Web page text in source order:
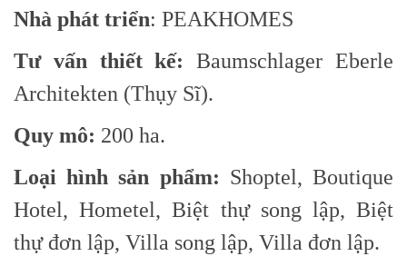
Nhà phát triển: PEAKHOMES
Tư vấn thiết kế: Baumschlager Eberle
Architekten (Thụy Sĩ).
Quy mô: 200 ha.
Loại hình sản phẩm: Shoptel, Boutique
Hotel, Hometel, Biệt thự song lập, Biệt
thự đơn lập, Villa song lập, Villa đơn lập.